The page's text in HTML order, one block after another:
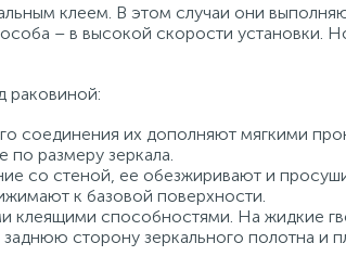
клеем. В этом случаи они
– в высокой скорости установки.
раковиной:
соединения их дополняют мягкими
размеру зеркала.
со стеной, ее обезжиривают и
к базовой поверхности.
клеящими способностями. На жидкие
сторону зеркального полотна и